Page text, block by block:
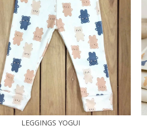
LEGGINGS YOGUI